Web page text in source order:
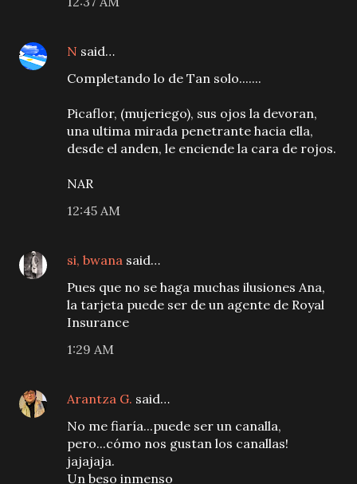
N said…
Completando lo de Tan solo.......
Picaflor, (mujeriego), sus ojos la devoran,
una ultima mirada penetrante hacia ella,
desde el anden, le enciende la cara de rojos.
NAR
12:45 AM
si, bwana said…
Pues que no se haga muchas ilusiones Ana,
la tarjeta puede ser de un agente de Royal
Insurance
1:29 AM
Arantza G. said…
No me fiaría...puede ser un canalla,
pero...cómo nos gustan los canallas!
jajajaja.
Un beso inmenso